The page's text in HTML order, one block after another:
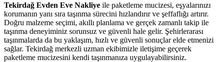
Tekirdağ Evden Eve Nakliye ile paketleme mucizesi, eşyalarınızı
korumanın yanı sıra taşınma sürecini hızlandırır ve şeffaflığı artırır.
Doğru malzeme seçimi, akıllı planlama ve gerçek zamanlı takip ile
taşınma deneyiminiz sorunsuz ve güvenli hale gelir. Şehirlerarası
taşınmalarda da bu yaklaşım, hızlı ve güvenli sonuçlar elde etmenizi
sağlar. Tekirdağ merkezli uzman ekibimizle iletişime geçerek
paketleme mucizesini kendi taşınmanıza uygulayabilirsiniz.